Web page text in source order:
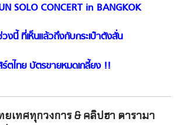
SOLO CONCERT in BANGKOK
งนี้ ที่เห็นแล้วถึงกับกระเป๋าตังสั่น
ตไทย บัตรขายหมดเกลี้ยง !!
ยเทศทุกวงการ & คลิปฮา ดารามา